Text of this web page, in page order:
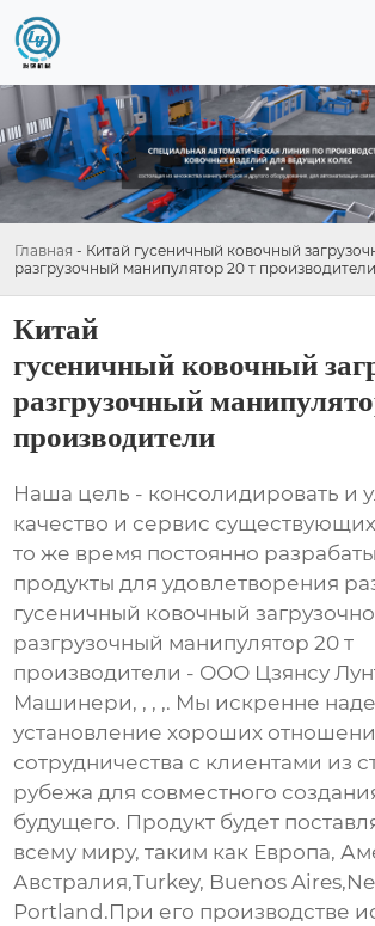
Главная - Китай гусеничный ковочный
разгрузочный манипулятор 20 т производители
Китай
гусеничный ковочный
разгрузочный
производители
Наша цель - консолидировать и
качество и сервис
то же время постоянно
продукты для удовлетворения
гусеничный ковочный
разгрузочный манипулятор 20 т
производители - ООО Цзянсу
Машинери, , , ,. Мы искренне
установление хороших
сотрудничества с клиентами из
рубежа для совместного
будущего. Продукт будет
всему миру, таким как Европа,
Австралия,Turkey, Buenos
Portland.При его производстве